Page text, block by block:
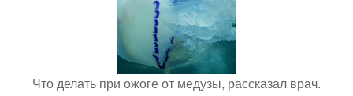
Что делать при ожоге от медузы, рассказал врач.